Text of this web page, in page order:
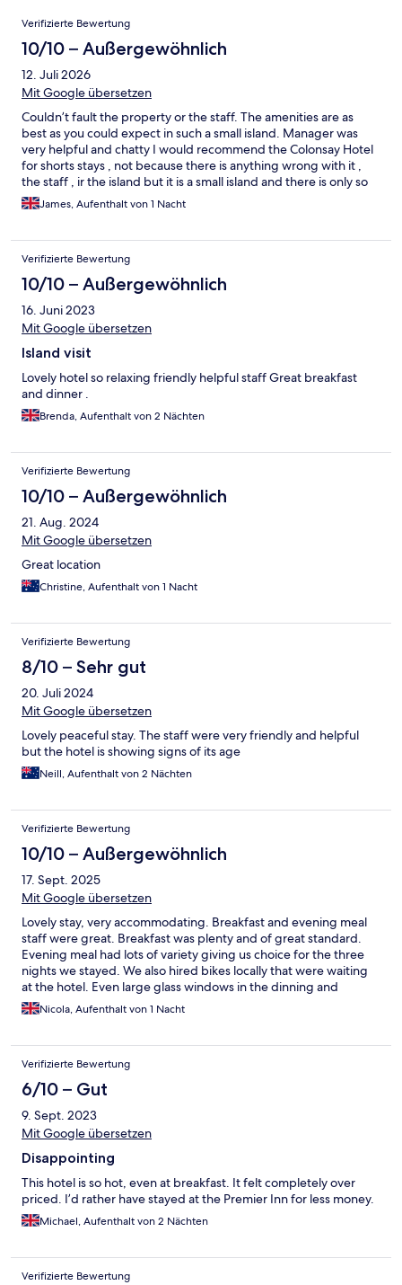
Bewertungen
Verifizierte Bewertung
10/10 – Außergewöhnlich
12. Juli 2026
Mit Google übersetzen
Couldn’t fault the property or the staff. The amenities are as
best as you could expect in such a small island. Manager was
very helpful and chatty I would recommend the Colonsay Hotel
for shorts stays , not because there is anything wrong with it ,
the staff , ir the island but it is a small island and there is only so
much you can do. Beaches are stunning and so is the walk across
The Strand to the Isle of Oransay
James, Aufenthalt von 1 Nacht
Verifizierte Bewertung
10/10 – Außergewöhnlich
16. Juni 2023
Mit Google übersetzen
Island visit
Lovely hotel so relaxing friendly helpful staff Great breakfast
and dinner .
Brenda, Aufenthalt von 2 Nächten
Verifizierte Bewertung
10/10 – Außergewöhnlich
21. Aug. 2024
Mit Google übersetzen
Great location
Christine, Aufenthalt von 1 Nacht
Verifizierte Bewertung
8/10 – Sehr gut
20. Juli 2024
Mit Google übersetzen
Lovely peaceful stay. The staff were very friendly and helpful
but the hotel is showing signs of its age
Neill, Aufenthalt von 2 Nächten
Verifizierte Bewertung
10/10 – Außergewöhnlich
17. Sept. 2025
Mit Google übersetzen
Lovely stay, very accommodating. Breakfast and evening meal
staff were great. Breakfast was plenty and of great standard.
Evening meal had lots of variety giving us choice for the three
nights we stayed. We also hired bikes locally that were waiting
at the hotel. Even large glass windows in the dinning and
breakfast area to look out at the baby rabbits and over to Jura
on clear days
Nicola, Aufenthalt von 1 Nacht
Verifizierte Bewertung
6/10 – Gut
9. Sept. 2023
Mit Google übersetzen
Disappointing
This hotel is so hot, even at breakfast. It felt completely over
priced. I’d rather have stayed at the Premier Inn for less money.
Michael, Aufenthalt von 2 Nächten
Verifizierte Bewertung